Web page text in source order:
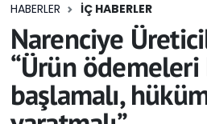
HABERLER İÇ HABERLER
Narenciye
“Ürün
başlamalı,
Eğitim
Ekonomi
Foto Galeri
Tüm Manşetler
Son Dakika Haberleri
Haber Arşivi